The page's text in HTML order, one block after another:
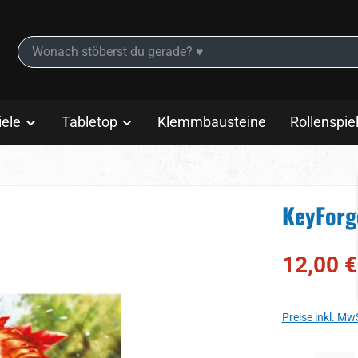
Tabletop Klemmbausteine
Verkaufspreis:
12,00 €
Preise inkl.